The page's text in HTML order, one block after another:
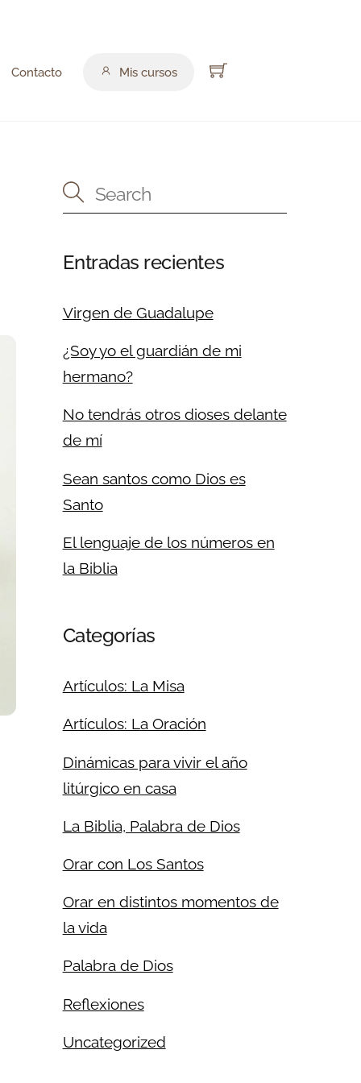
Contacto Mis cursos
Entradas recientes
Virgen de Guadalupe
¿Soy yo el guardián de mi
hermano?
No tendrás otros dioses delante
de mí
Sean santos como Dios es
Santo
El lenguaje de los números en
la Biblia
Categorías
Artículos: La Misa
Artículos: La Oración
Dinámicas para vivir el año
litúrgico en casa
La Biblia, Palabra de Dios
Orar con Los Santos
Orar en distintos momentos de
la vida
Palabra de Dios
Reflexiones
Uncategorized